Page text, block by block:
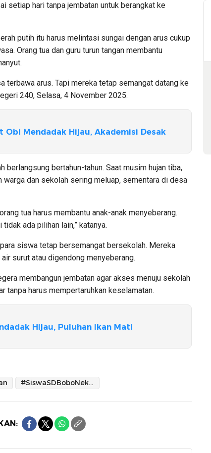
setiap hari tanpa jembatan untuk berangkat ke
putih itu harus melintasi sungai dengan arus cukup
Orang tua dan guru turun tangan membantu
terbawa arus. Tapi mereka tetap semangat datang ke
240, Selasa, 4 November 2025.
Obi Mendadak Hijau, Akademisi Desak
berlangsung bertahun-tahun. Saat musim hujan tiba,
warga dan sekolah sering meluap, sementara di desa
tua harus membantu anak-anak menyeberang.
ada pilihan lain,” katanya.
siswa tetap bersemangat bersekolah. Mereka
surut atau digendong menyeberang.
membangun jembatan agar akses menuju sekolah
tanpa harus mempertaruhkan keselamatan.
Hijau, Puluhan Ikan Mati
#SiswaSDBoboNekatSebrangiSungai